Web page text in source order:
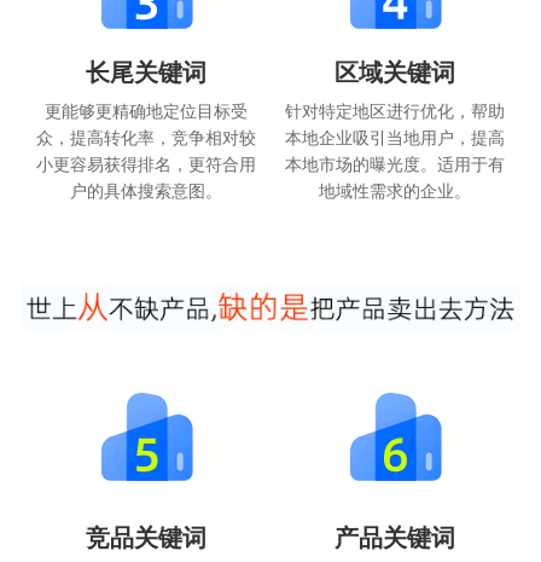
长尾关键词
更能够更精确地定位目标受
众，提高转化率，竞争相对较
小更容易获得排名，更符合用
户的具体搜索意图。
区域关键词
针对特定地区进行优化，帮助
本地企业吸引当地用户，提高
本地市场的曝光度。适用于有
地域性需求的企业。
竞品关键词 产品关键词